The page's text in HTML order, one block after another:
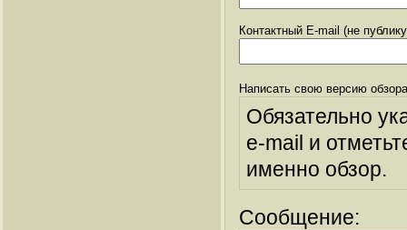
Контактный E-mail (не
Написать свою версию
Обязательно
e-mail и
именно обзор.
Сообщение: